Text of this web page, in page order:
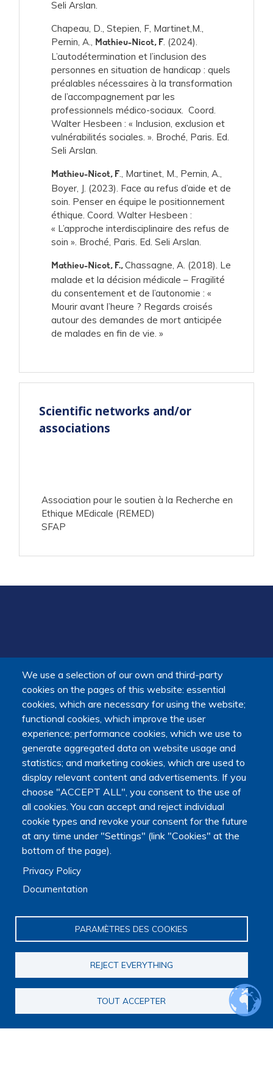
Seli Arslan.
Chapeau, D., Stepien, F, Martinet,M.,
Pernin, A., Mathieu-Nicot, F. (2024).
L’autodétermination et l’inclusion des
personnes en situation de handicap : quels
préalables nécessaires à la transformation
de l’accompagnement par les
professionnels médico-sociaux. Coord.
Walter Hesbeen : « Inclusion, exclusion et
vulnérabilités sociales. ». Broché, Paris. Ed.
Seli Arslan.
Mathieu-Nicot, F., Martinet, M., Pernin, A.,
Boyer, J. (2023). Face au refus d’aide et de
soin. Penser en équipe le positionnement
éthique. Coord. Walter Hesbeen :
« L’approche interdisciplinaire des refus de
soin ». Broché, Paris. Ed. Seli Arslan.
Mathieu-Nicot, F.,Chassagne, A. (2018). Le
malade et la décision médicale – Fragilité
du consentement et de l’autonomie : «
Mourir avant l’heure ? Regards croisés
autour des demandes de mort anticipée
de malades en fin de vie. »
Scientific networks and/or
associations
Association pour le soutien à la Recherche en
Ethique MEdicale (REMED)
SFAP
PIED
DE
PAGE
FAQ Terms of use Contact
Press room
Cookies
We use a selection of our own and third-party
cookies on the pages of this website: essential
cookies, which are necessary for using the website;
functional cookies, which improve the user
experience; performance cookies, which we use to
generate aggregated data on website usage and
statistics; and marketing cookies, which are used to
display relevant content and advertisements. If you
choose "ACCEPT ALL", you consent to the use of
all cookies. You can accept and reject individual
cookie types and revoke your consent for the future
at any time under "Settings" (link "Cookies" at the
bottom of the page).
Privacy Policy
Documentation
PARAMÈTRES DES COOKIES
REJECT EVERYTHING
TOUT ACCEPTER